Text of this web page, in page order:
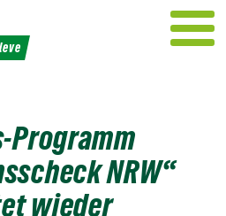
Programm
NRW“
wieder